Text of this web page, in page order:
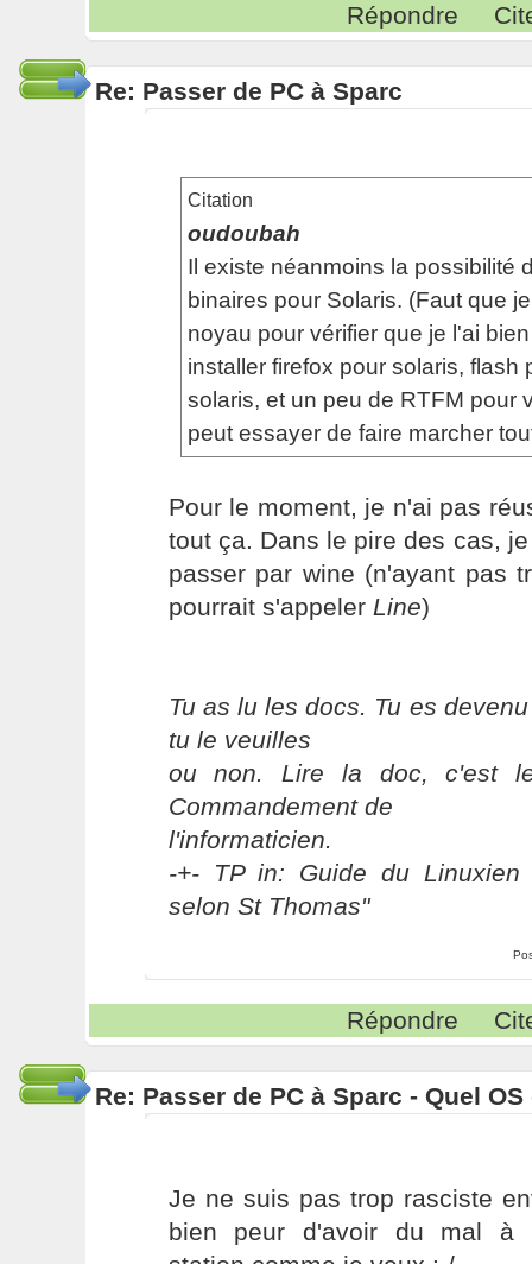
Répondre
Re: Passer de PC à Sparc
Citation
oudoubah
Il existe néanmoins la possibilité
binaires pour Solaris. (Faut que
noyau pour vérifier que je l'ai
installer firefox pour solaris, flash
solaris, et un peu de RTFM pour
peut essayer de faire marcher
Pour le moment, je n'ai pas
tout ça. Dans le pire des cas,
passer par wine (n'ayant pas
pourrait s'appeler Line)
Tu as lu les docs. Tu es
tu le veuilles
ou non. Lire la doc, c'est
Commandement de
l'informaticien.
-+- TP in: Guide du Linuxien
selon St Thomas"
Répondre
Re: Passer de PC à Sparc - Quel
Je ne suis pas trop rasciste
bien peur d'avoir du mal à